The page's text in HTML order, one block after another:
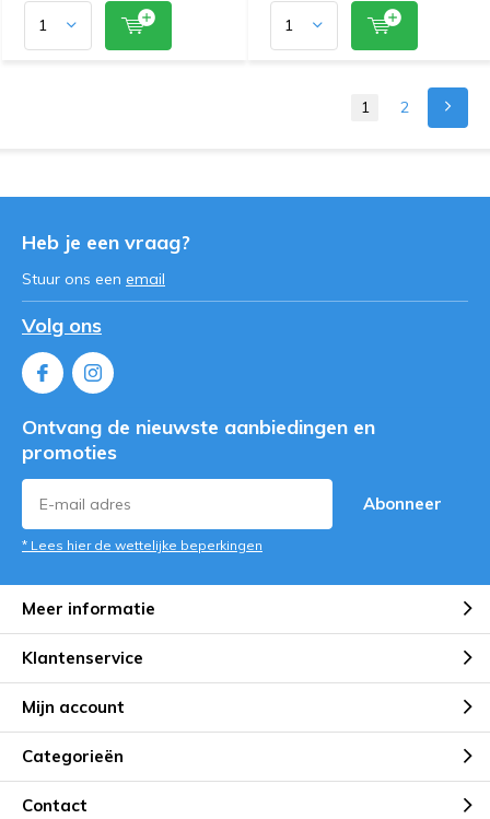
1 2
Heb je een vraag?
Stuur ons een email
Volg ons
Ontvang de nieuwste aanbiedingen en
promoties
Abonneer
* Lees hier de wettelijke beperkingen
Meer informatie
Klantenservice
Mijn account
Categorieën
Contact